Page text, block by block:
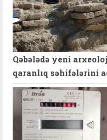
Qəbələdə yeni
qaranlıq səhifələrini